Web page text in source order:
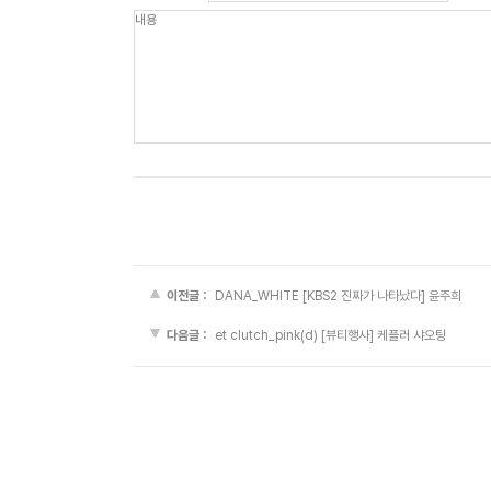
이전글 : DANA_WHITE [KBS2 진짜가 나타났다] 윤주희
다음글 : et clutch_pink(d) [뷰티행사] 케플러 샤오팅